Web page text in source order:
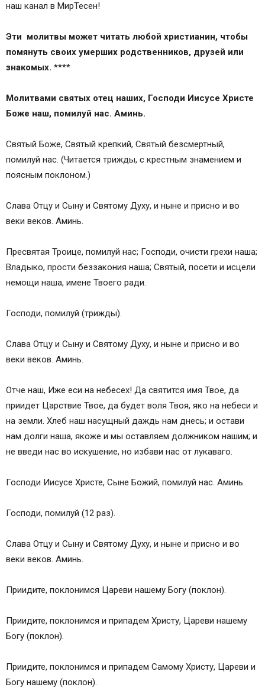
наш канал в МирТесен!
Эти молитвы может читать любой христианин, чтобы
помянуть своих умерших родственников, друзей или
знакомых. ****
Молитвами святых отец наших, Господи Иисусе Христе
Боже наш, помилуй нас. Аминь.
Святый Боже, Святый крепкий, Святый безсмертный,
помилуй нас. (Читается трижды, с крестным знамением и
поясным поклоном.)
Слава Отцу и Сыну и Святому Духу, и ныне и присно и во
веки веков. Аминь.
Пресвятая Троице, помилуй нас; Господи, очисти грехи наша;
Владыко, прости беззакония наша; Святый, посети и исцели
немощи наша, имене Твоего ради.
Господи, помилуй (трижды).
Слава Отцу и Сыну и Святому Духу, и ныне и присно и во
веки веков. Аминь.
Отче наш, Иже еси на небесех! Да святится имя Твое, да
приидет Царствие Твое, да будет воля Твоя, яко на небеси и
на земли. Хлеб наш насущный даждь нам днесь; и остави
нам долги наша, якоже и мы оставляем должником нашим; и
не введи нас во искушение, но избави нас от лукаваго.
Господи Иисусе Христе, Сыне Божий, помилуй нас. Аминь.
Господи, помилуй (12 раз).
Слава Отцу и Сыну и Святому Духу, и ныне и присно и во
веки веков. Аминь.
Приидите, поклонимся Цареви нашему Богу (поклон).
Приидите, поклонимся и припадем Христу, Цареви нашему
Богу (поклон).
Приидите, поклонимся и припадем Самому Христу, Цареви и
Богу нашему (поклон).